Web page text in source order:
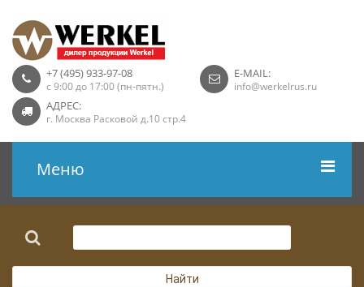
+7 (495) 933-97-08
с 9:00 до 17:00 (пн-пятн.)
E-MAIL:
info@werkelrus.ru
АДРЕС:
г. Москва Расковой д.10 стр.4
Меню
Найти